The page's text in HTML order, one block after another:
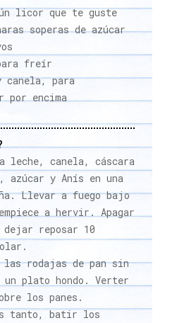
licor que te guste
soperas de azúcar
freír
canela, para
por encima
leche, canela, cáscara
azúcar y Anís en una
Llevar a fuego bajo
a hervir. Apagar
reposar 10
las rodajas de pan sin
un plato hondo. Verter
los panes.
tanto, batir los